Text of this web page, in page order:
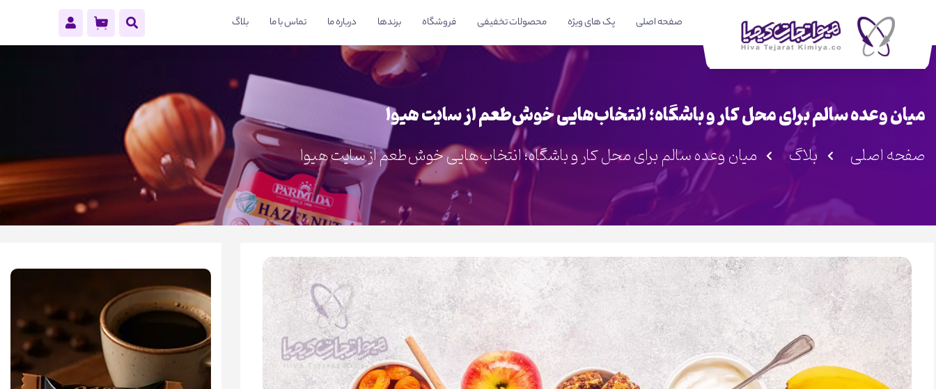
صفحه اصلی پک های ویژه محصولات تخفیفی فروشگاه برندها درباره ما تماس با ما بلاگ
میان وعده سالم برای محل کار و باشگاه؛ انتخاب‌هایی خوش‌طعم از سایت هیوا
صفحه اصلی بلاگ میان وعده سالم برای محل کار و باشگاه؛ انتخاب‌هایی خوش‌طعم از سایت هیوا